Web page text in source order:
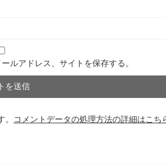
ルアドレス、サイトを保存する。
コメントデータの処理方法の詳細はこち